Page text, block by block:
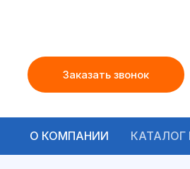
Заказать звонок
О КОМПАНИИ